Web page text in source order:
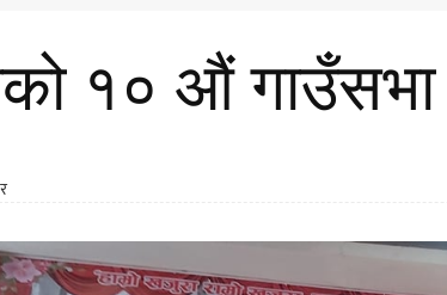
१० औं गाउँसभा